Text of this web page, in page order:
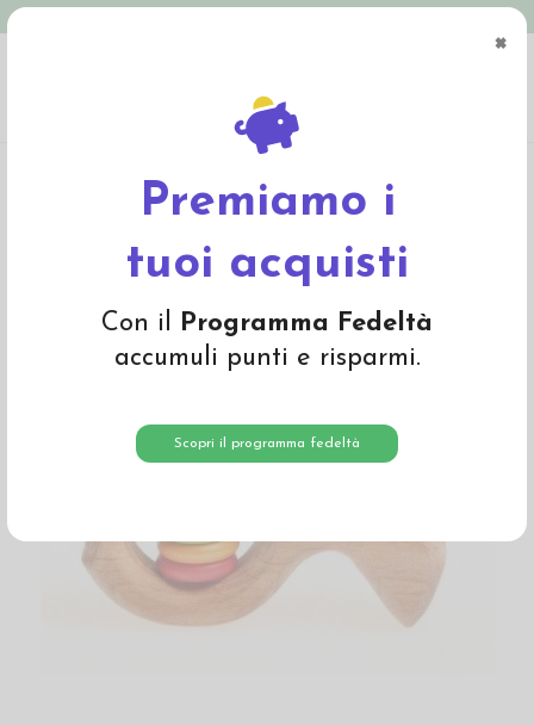
×
Premiamo i
tuoi acquisti
Con il Programma Fedeltà
accumuli punti e risparmi.
Scopri il programma fedeltà